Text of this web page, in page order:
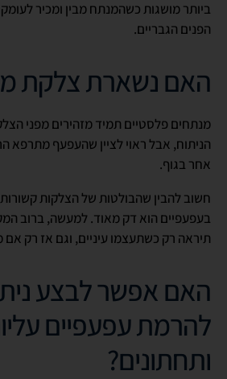
ביותר מושגות כשהמנתח מבין ומכיר
הפנים הגבריים.
האם נשארת צלקת
מנתחים פלסטיים תמיד מזהירים מפני
הניתוח, אבל ראוי לציין שהעפעף מתרפא
אחר בגוף.
חשוב להבין שהבולטות של הצלקות קשורות
בעפעפיים הוא דק מאוד. למעשה, ברוב
תיראה רק כשתעצמו עיניים, וגם אז רק
האם אפשר לבצע
להרמת עפעפיים
ותחתונים?